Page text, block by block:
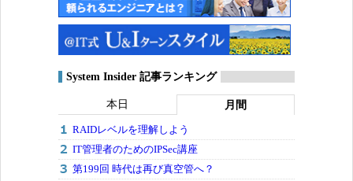
System Insider 記事ランキング
本日 月間
RAIDレベルを理解しよう
IT管理者のためのIPSec講座
第199回 時代は再び真空管へ？